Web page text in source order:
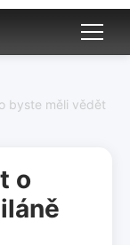
byste měli vědět
o